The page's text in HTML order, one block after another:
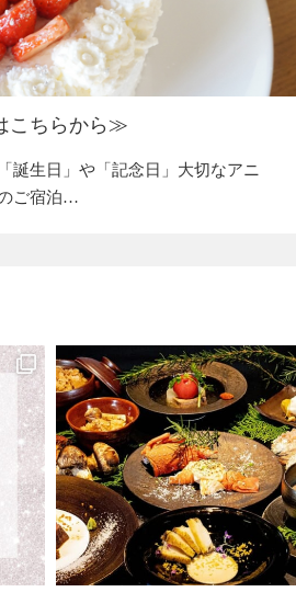
こちらから≫
誕生日」や「記念日」大切なアニ
ご宿泊…